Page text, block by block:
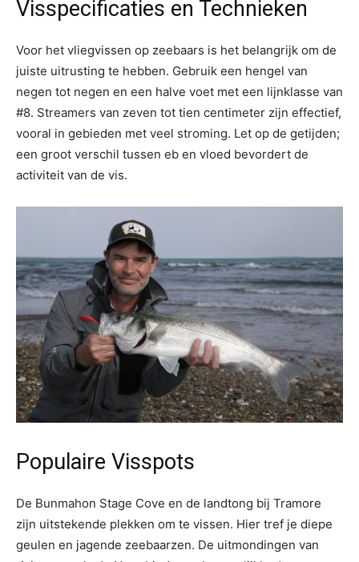
Visspecificaties en Technieken
Voor het vliegvissen op zeebaars is het belangrijk om de
juiste uitrusting te hebben. Gebruik een hengel van
negen tot negen en een halve voet met een lijnklasse van
#8. Streamers van zeven tot tien centimeter zijn effectief,
vooral in gebieden met veel stroming. Let op de getijden;
een groot verschil tussen eb en vloed bevordert de
activiteit van de vis.
Populaire Visspots
De Bunmahon Stage Cove en de landtong bij Tramore
zijn uitstekende plekken om te vissen. Hier tref je diepe
geulen en jagende zeebaarzen. De uitmondingen van